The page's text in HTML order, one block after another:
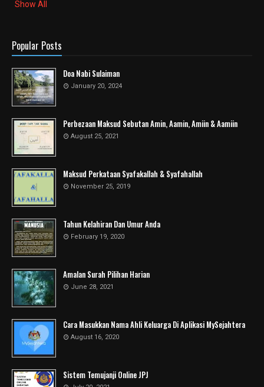
Show All
Popular Posts
Doa Nabi Sulaiman
January 20, 2024
Perbezaan Maksud Sebutan Amin, Aamin, Amiin & Aamiin
August 25, 2021
Maksud Perkataan Syafakallah & Syafahallah
November 25, 2019
Tahun Kelahiran Dan Umur Anda
February 19, 2020
Amalan Surah Pilihan Harian
June 28, 2021
Cara Masukkan Nama Ahli Keluarga Di Aplikasi MySejahtera
August 16, 2020
Sistem Temujanji Online JPJ